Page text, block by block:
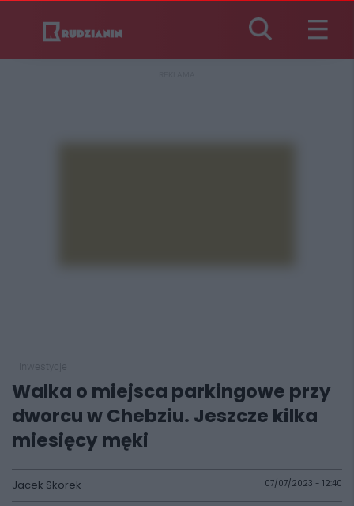
Walka o miejsca parkingowe przy
dworcu w Chebziu. Jeszcze kilka
miesięcy męki
Jacek Skorek 07/07/2023 - 12:40